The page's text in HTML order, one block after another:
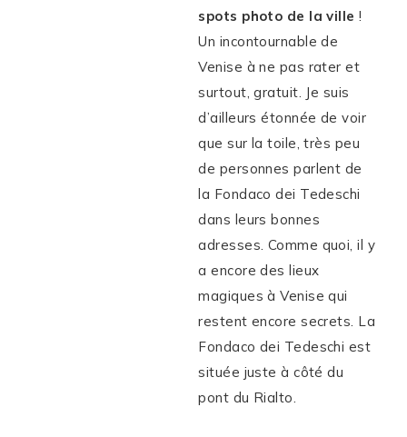
spots photo de la ville !
Un incontournable de
Venise à ne pas rater et
surtout, gratuit. Je suis
d’ailleurs étonnée de voir
que sur la toile, très peu
de personnes parlent de
la Fondaco dei Tedeschi
dans leurs bonnes
adresses. Comme quoi, il y
a encore des lieux
magiques à Venise qui
restent encore secrets. La
Fondaco dei Tedeschi est
située juste à côté du
pont du Rialto.